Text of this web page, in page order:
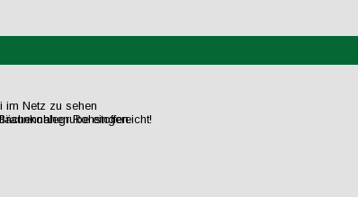
im Netz zu sehen
Rohstoffen.
eingereicht!